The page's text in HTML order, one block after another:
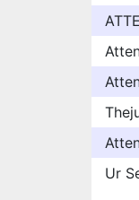
Ur